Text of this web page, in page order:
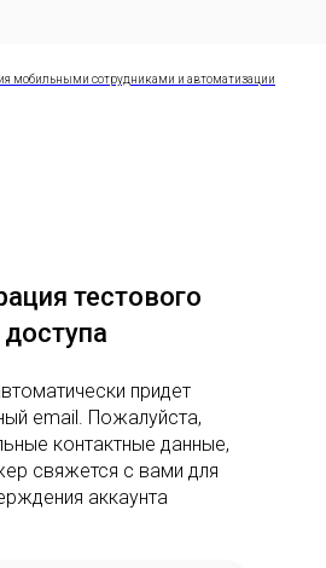
мобильными сотрудниками и автоматизации
тестового
доступа
придет
email. Пожалуйста,
контактные данные,
свяжется с вами для
аккаунта